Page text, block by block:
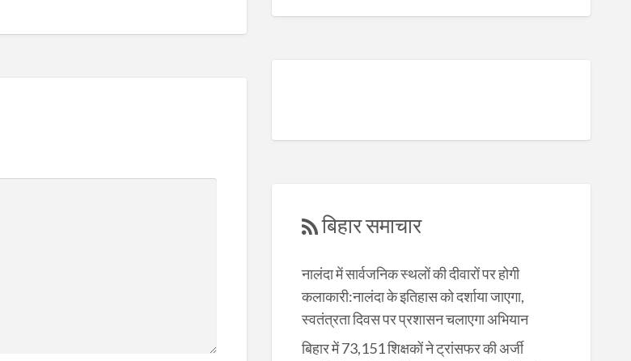
बिहार समाचार
नालंदा में सार्वजनिक स्थलों की दीवारों पर होगी
कलाकारी:नालंदा के इतिहास को दर्शाया जाएगा,
स्वतंत्रता दिवस पर प्रशासन चलाएगा अभियान
बिहार में 73,151 शिक्षकों ने ट्रांसफर की अर्जी